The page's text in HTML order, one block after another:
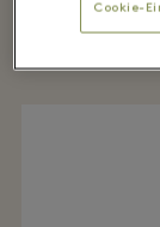
Cookie-